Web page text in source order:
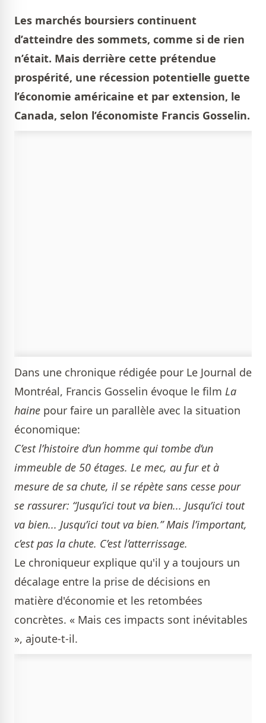
Les marchés boursiers continuent
d’atteindre des sommets, comme si de rien
n’était. Mais derrière cette prétendue
prospérité, une récession potentielle guette
l’économie américaine et par extension, le
Canada, selon l’économiste Francis Gosselin.
Dans une chronique rédigée pour Le Journal de
Montréal, Francis Gosselin évoque le film La
haine pour faire un parallèle avec la situation
économique:
C’est l’histoire d’un homme qui tombe d’un
immeuble de 50 étages. Le mec, au fur et à
mesure de sa chute, il se répète sans cesse pour
se rassurer: “Jusqu’ici tout va bien... Jusqu’ici tout
va bien... Jusqu’ici tout va bien.” Mais l’important,
c’est pas la chute. C’est l’atterrissage.
Le chroniqueur explique qu'il y a toujours un
décalage entre la prise de décisions en
matière d'économie et les retombées
concrètes. « Mais ces impacts sont inévitables
», ajoute-t-il.